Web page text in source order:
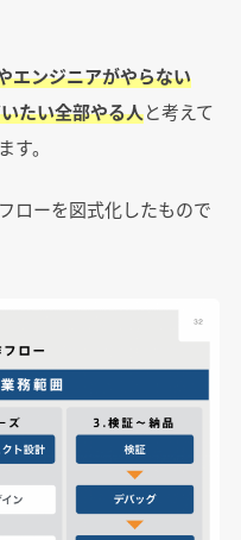
エンジニアがやらない
たい全部やる人と考えて
。
ローを図式化したもので